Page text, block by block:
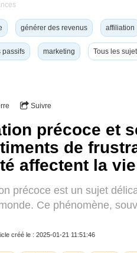
générer des revenus affiliation
passifs marketing Tous les
Suivre
précoce et
de
affectent la
précoce est un sujet
Ce phénomène,
créé le : 2025-01-21 11:51:46